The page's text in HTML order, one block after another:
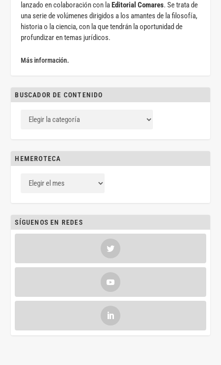
lanzado en colaboración con laEditorial Comares. Se trata de
una serie de volúmenes dirigidos a los amantes de la filosofía,
historia o la ciencia, con la que tendrán la oportunidad de
profundizar en temas jurídicos.
Más información.
BUSCADOR DE CONTENIDO
HEMEROTECA
SÍGUENOS EN REDES